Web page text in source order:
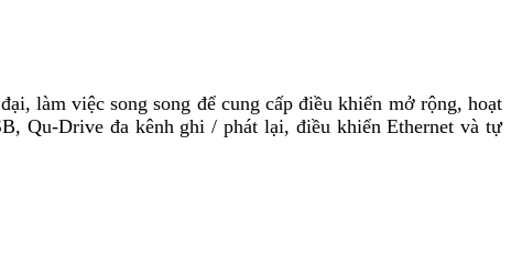
làm việc song song để cung cấp điều khiển mở rộng, hoạt
Qu-Drive đa kênh ghi / phát lại, điều khiển Ethernet và tự